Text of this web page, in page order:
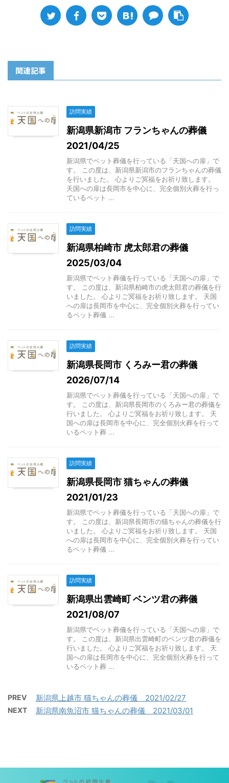
関連記事
訪問実績
新潟県新潟市 フランちゃんの葬儀
2021/04/25
新潟県でペット葬儀を行っている「天国への扉」で
す。 この度は、新潟県新潟市のフランちゃんの葬儀
を行いました。 心よりご冥福をお祈り致します。
天国への扉は長岡市を中心に、完全個別火葬を行っ
ているペット ...
訪問実績
新潟県柏崎市 虎太郎君の葬儀
2025/03/04
新潟県でペット葬儀を行っている「天国への扉」で
す。 この度は、新潟県柏崎市の虎太郎君の葬儀を行
いました。 心よりご冥福をお祈り致します。 天国
への扉は長岡市を中心に、完全個別火葬を行ってい
るペット葬儀 ...
訪問実績
新潟県長岡市 くろみー君の葬儀
2026/07/14
新潟県でペット葬儀を行っている「天国への扉」で
す。 この度は、新潟県長岡市のくろみー君の葬儀を
行いました。 心よりご冥福をお祈り致します。 天
国への扉は長岡市を中心に、完全個別火葬を行って
いるペット葬 ...
訪問実績
新潟県長岡市 猫ちゃんの葬儀
2021/01/23
新潟県でペット葬儀を行っている「天国への扉」で
す。 この度は、新潟県長岡市の猫ちゃんの葬儀を行
いました。 心よりご冥福をお祈り致します。 天国
への扉は長岡市を中心に、完全個別火葬を行ってい
るペット葬儀 ...
訪問実績
新潟県出雲崎町 ベンツ君の葬儀
2021/08/07
新潟県でペット葬儀を行っている「天国への扉」で
す。 この度は、新潟県出雲崎町のベンツ君の葬儀を
行いました。 心よりご冥福をお祈り致します。 天
国への扉は長岡市を中心に、完全個別火葬を行って
いるペット葬 ...
PREV 新潟県上越市 猫ちゃんの葬儀 2021/02/27
NEXT 新潟県南魚沼市 猫ちゃんの葬儀 2021/03/01